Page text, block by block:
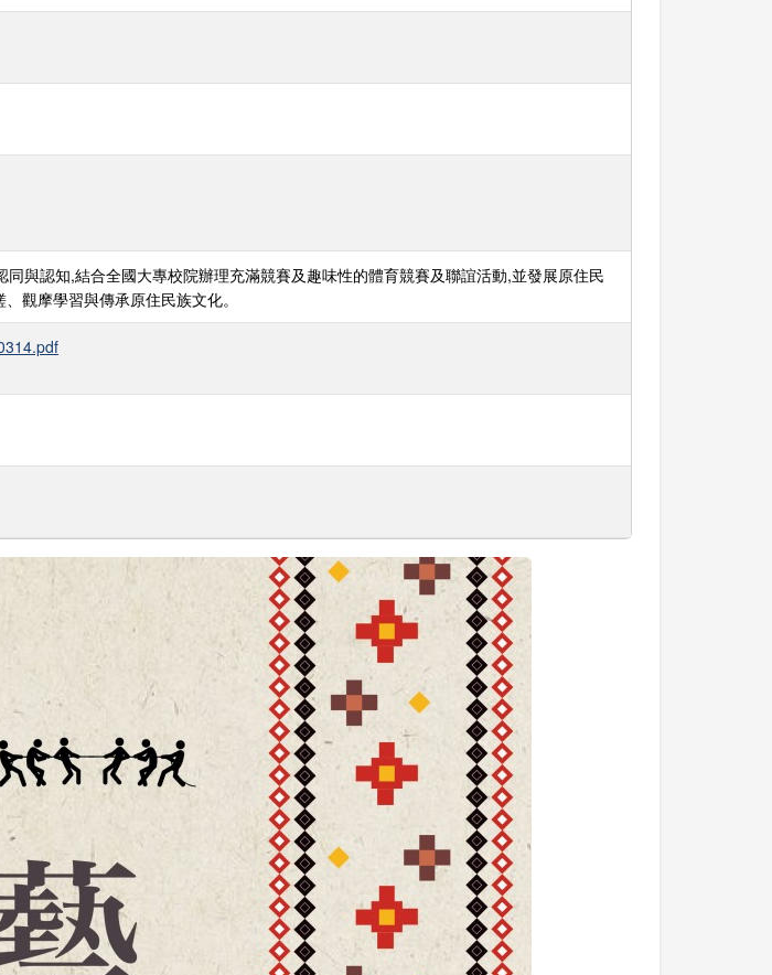
與認知,結合全國大專校院辦理充滿競賽及趣味性的體育競賽及聯誼活動,並發展原住民
觀摩學習與傳承原住民族文化。